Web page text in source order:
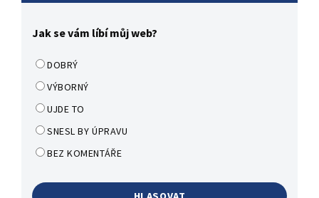
Jak se vám líbí můj web?
DOBRÝ
VÝBORNÝ
UJDE TO
SNESL BY ÚPRAVU
BEZ KOMENTÁŘE